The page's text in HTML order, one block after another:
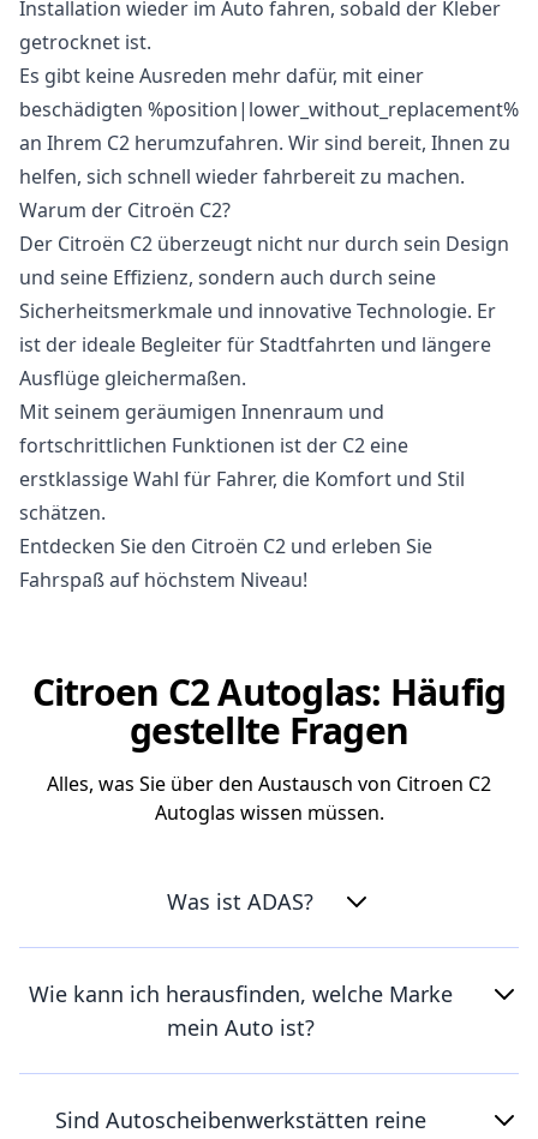
Installation wieder im Auto fahren, sobald der Kleber
getrocknet ist.
Es gibt keine Ausreden mehr dafür, mit einer
beschädigten %position|lower_without_replacement%
an Ihrem C2 herumzufahren. Wir sind bereit, Ihnen zu
helfen, sich schnell wieder fahrbereit zu machen.
Warum der Citroën C2?
Der Citroën C2 überzeugt nicht nur durch sein Design
und seine Effizienz, sondern auch durch seine
Sicherheitsmerkmale und innovative Technologie. Er
ist der ideale Begleiter für Stadtfahrten und längere
Ausflüge gleichermaßen.
Mit seinem geräumigen Innenraum und
fortschrittlichen Funktionen ist der C2 eine
erstklassige Wahl für Fahrer, die Komfort und Stil
schätzen.
Entdecken Sie den Citroën C2 und erleben Sie
Fahrspaß auf höchstem Niveau!
Citroen C2 Autoglas: Häufig
gestellte Fragen
Alles, was Sie über den Austausch von Citroen C2
Autoglas wissen müssen.
Was ist ADAS?
Wie kann ich herausfinden, welche Marke
mein Auto ist?
Sind Autoscheibenwerkstätten reine